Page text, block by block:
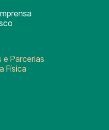
e Parcerias
Física